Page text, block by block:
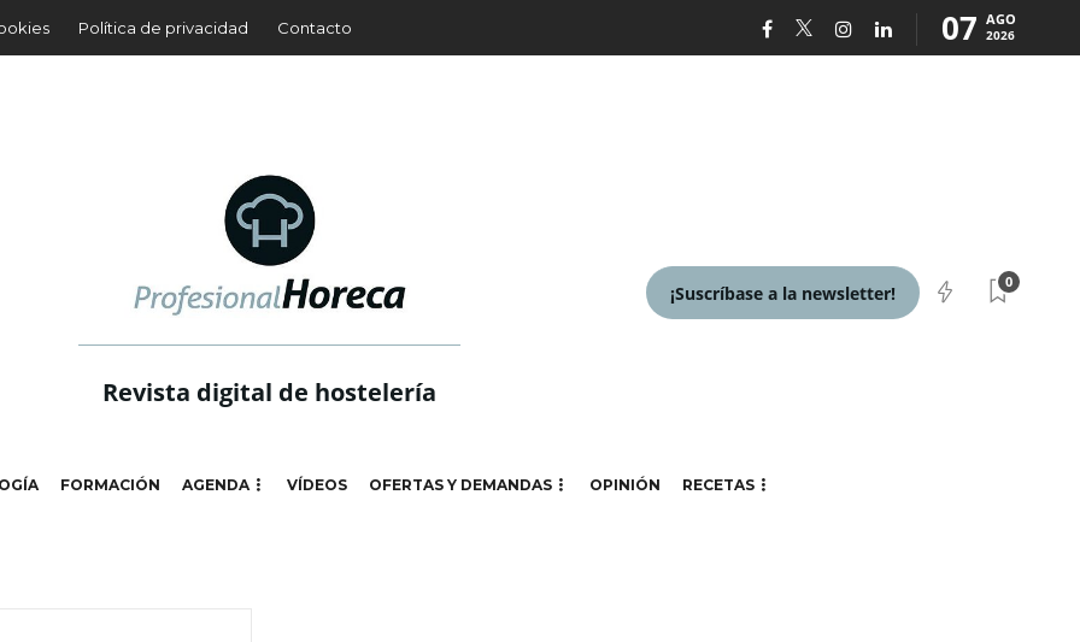
Política de privacidad Contacto 07 AGO
2026
Revista digital de hostelería
¡Suscríbase a la newsletter!
0
FORMACIÓN AGENDA VÍDEOS OFERTAS Y DEMANDAS OPINIÓN RECETAS